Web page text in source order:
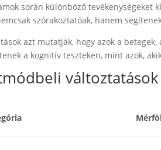
során különböző tevékenységeket
szórakoztatóak, hanem
azt mutatják, hogy azok a
a kognitív teszteken, mint azok,